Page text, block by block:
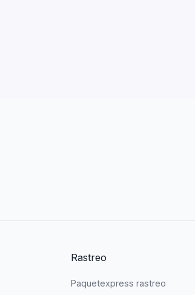
Rastreo
Paquetexpress rastreo